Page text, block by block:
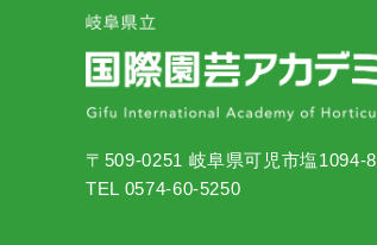
〒509-0251 岐阜県可児市塩1094-8
TEL 0574-60-5250